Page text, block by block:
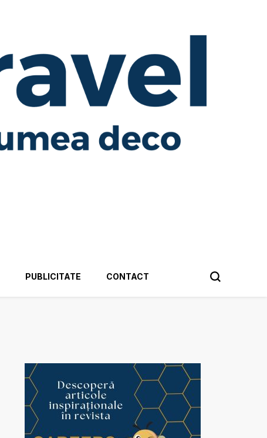
PUBLICITATE CONTACT